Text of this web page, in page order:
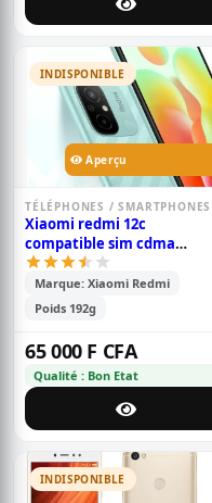
INDISPONIBLE
Aperçu
TÉLÉPHONES / SMARTPHONES
Xiaomi redmi 12c
compatible sim cdma
camtel - 6.71\' - mémoire-
128go /4go ram -2sim-
caméra - 50mp+0.8mp/5mp -
batterie - 5000 mah - 6 mois
de garantie
Marque: Xiaomi Redmi
Poids 192g
65 000 F CFA
Qualité : Bon Etat
INDISPONIBLE